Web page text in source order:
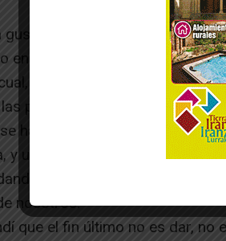
gustar este artículo, quienes le
en la vida, creo que hay que
más que por sus palabras,
personas “más tiradillas”
ha pegado los años que lleva
y un poco caótica a veces
haciendo por esos y esas
nosotros.
que el fin último no es dar, no